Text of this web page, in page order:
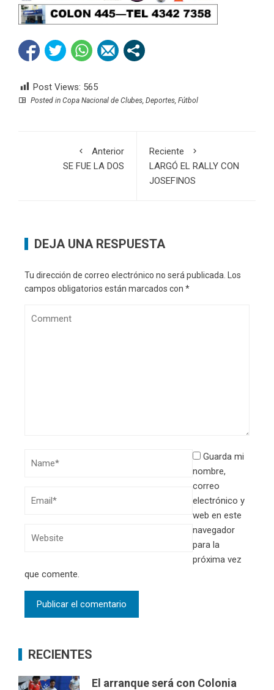
Post Views: 565
Posted in Copa Nacional de Clubes, Deportes, Fútbol
Anterior
SE FUE LA DOS
Reciente
LARGÓ EL RALLY CON
JOSEFINOS
DEJA UNA RESPUESTA
Tu dirección de correo electrónico no será publicada.
Los
campos obligatorios están marcados con *
Guarda mi
nombre,
correo
electrónico y
web en este
navegador
para la
próxima vez
que comente.
RECIENTES
El arranque será con Colonia